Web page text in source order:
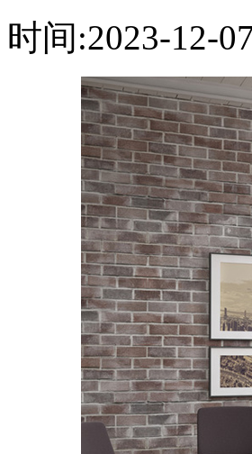
时间:2023-12-